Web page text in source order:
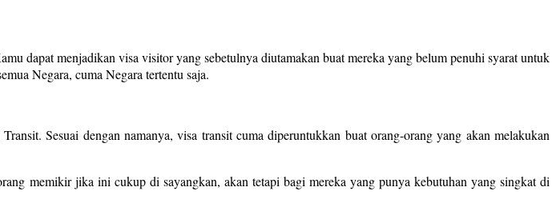
dapat menjadikan visa visitor yang sebetulnya diutamakan buat mereka yang belum penuhi syarat untuk
Negara, cuma Negara tertentu saja.
Sesuai dengan namanya, visa transit cuma diperuntukkan buat orang-orang yang akan melakukan
memikir jika ini cukup di sayangkan, akan tetapi bagi mereka yang punya kebutuhan yang singkat di